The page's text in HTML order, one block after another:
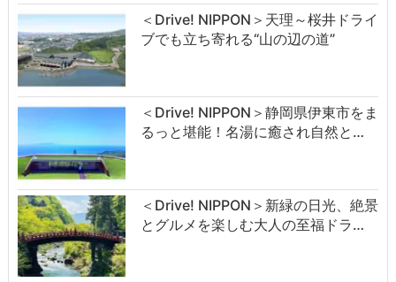
＜Drive! NIPPON＞天理～桜井ドライ
ブでも立ち寄れる“山の辺の道”
＜Drive! NIPPON＞静岡県伊東市をま
るっと堪能！名湯に癒され自然と…
＜Drive! NIPPON＞新緑の日光、絶景
とグルメを楽しむ大人の至福ドラ…